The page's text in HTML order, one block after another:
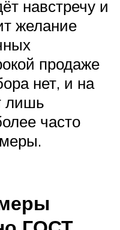
навстречу и
желание
продаже
нет, и на
лишь
часто